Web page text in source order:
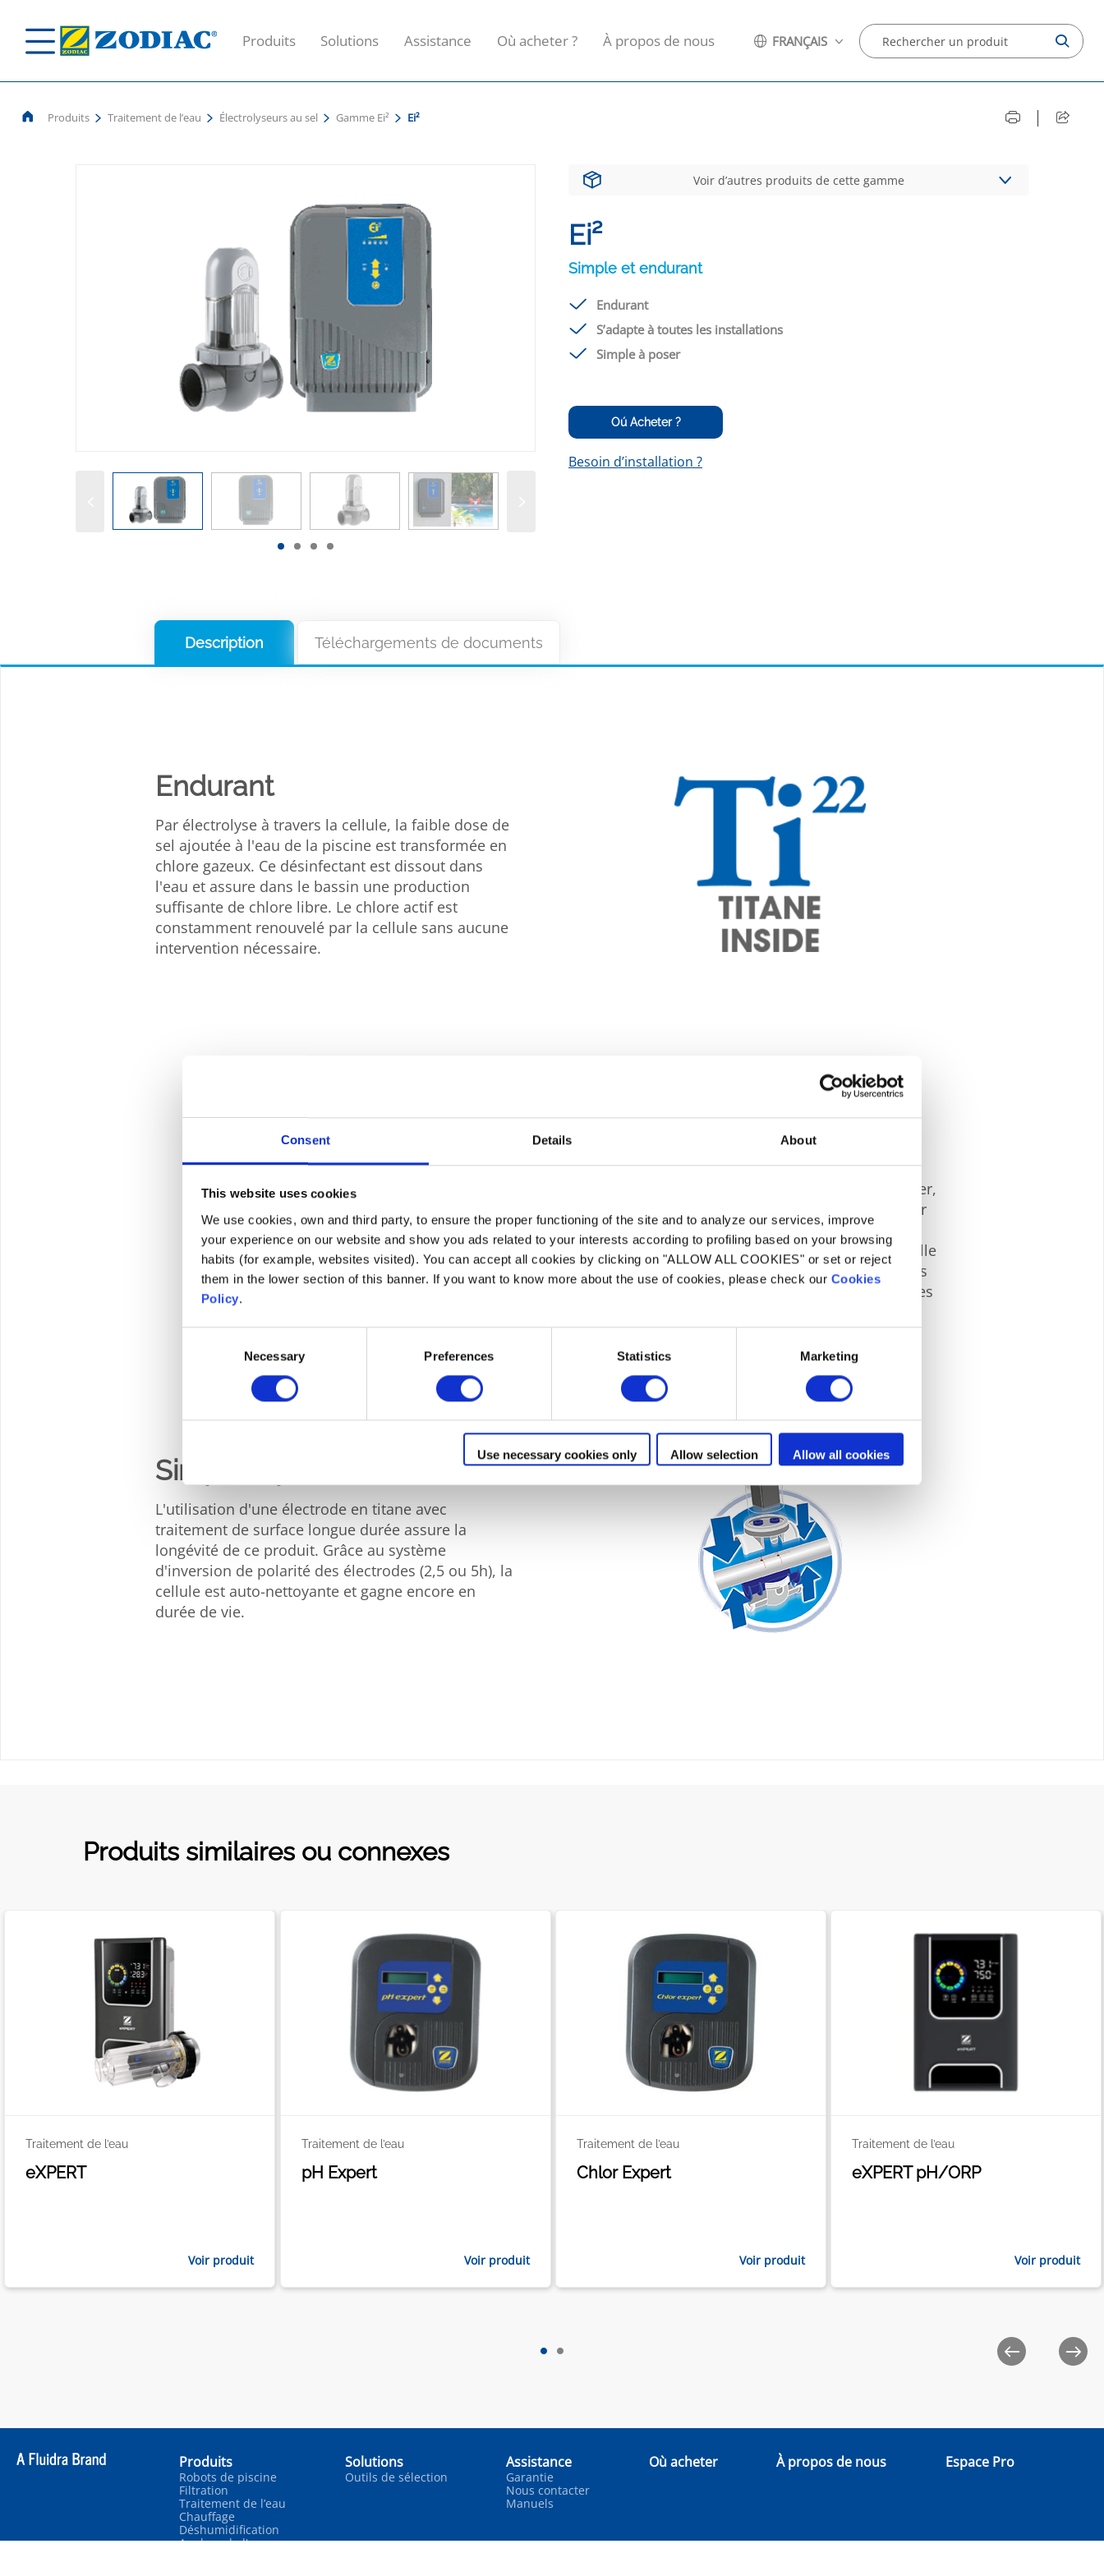
Consent Details About
This website uses cookies
We use cookies, own and third party, to ensure the proper functioning of the site and to analyze our services, improve
your experience on our website and show you ads related to your interests according to profiling based on your browsing
habits (for example, websites visited). You can accept all cookies by clicking on "ALLOW ALL COOKIES" or set or reject
them in the lower section of this banner. If you want to know more about the use of cookies, please check our Cookies
Policy.
Necessary Preferences Statistics Marketing
Use necessary cookies only Allow selection Allow all cookies
Produits Solutions Assistance Où acheter ? À propos de nous FRANÇAIS
Produits Traitement de l’eau Électrolyseurs au sel Gamme Ei² Ei² |
Voir d’autres produits de cette gamme
Ei²
Simple et endurant
Endurant
S’adapte à toutes les installations
Simple à poser
Oú Acheter ?
Besoin d’installation ?
Description
Endurant
Par électrolyse à travers la cellule, la faible dose de
sel ajoutée à l'eau de la piscine est transformée en
chlore gazeux. Ce désinfectant est dissout dans
l'eau et assure dans le bassin une production
suffisante de chlore libre. Le chlore actif est
constamment renouvelé par la cellule sans aucune
intervention nécessaire.
S’adapte à toutes les
installations
Le système de fixation rapide de la cellule Ei est
une innovation exclusive Zodiac. Facile à installer,
le système Quick Fix est à la portée de tous pour
une installation rapide en moins de 10 minutes,
sans plomberie. Le traitement de l’eau Ei s’installe
aussi bien à la construction que sur des piscines
existantes et s’adapte à tous les types de piscines
Simple à poser
L'utilisation d'une électrode en titane avec
traitement de surface longue durée assure la
longévité de ce produit. Grâce au système
d'inversion de polarité des électrodes (2,5 ou 5h), la
cellule est auto-nettoyante et gagne encore en
durée de vie.
Téléchargements de documents
Produits similaires ou connexes
Traitement de l’eau
eXPERT
Voir produit
Traitement de l’eau
pH Expert
Voir produit
Traitement de l’eau
Chlor Expert
Voir produit
Traitement de l’eau
eXPERT pH/ORP
Voir produit
Produits
Robots de piscine
Filtration
Traitement de l’eau
Chauffage
Déshumidification
Analyse de l'eau
Solutions
Outils de sélection
Assistance
Garantie
Nous contacter
Manuels
Où acheter À propos de nous Espace Pro